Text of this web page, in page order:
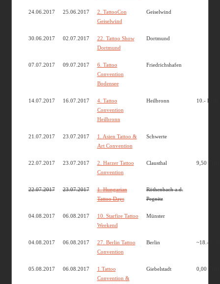
24.06.2017 25.06.2017
2. TattooCon
Geiselwind
Geiselwind
30.06.2017 02.07.2017
22. Tattoo Show
Dortmund
Dortmund
07.07.2017 09.07.2017
6. Tattoo
Convention
Bodensee
Friedrichshafen
14.07.2017 16.07.2017
4. Tattoo
Convention
Heilbronn
Heilbronn 10.- EUR
21.07.2017 23.07.2017
1. Asien Tattoo &
Art Convention
Schwerte
22.07.2017 23.07.2017
2. Harzer Tattoo
Convention
Clausthal 9,50 EUR
22.07.2017 23.07.2017
1. Hungarian
Tattoo Days
Röthenbach a.d.
Pegnitz
04.08.2017 06.08.2017
10. Starfire Tattoo
Weekend
Münster
04.08.2017 06.08.2017
27. Berlin Tattoo
Convention
Berlin ~18.-
05.08.2017 06.08.2017
1.Tattoo
Convention &
Giebelstadt 0,00 EUR